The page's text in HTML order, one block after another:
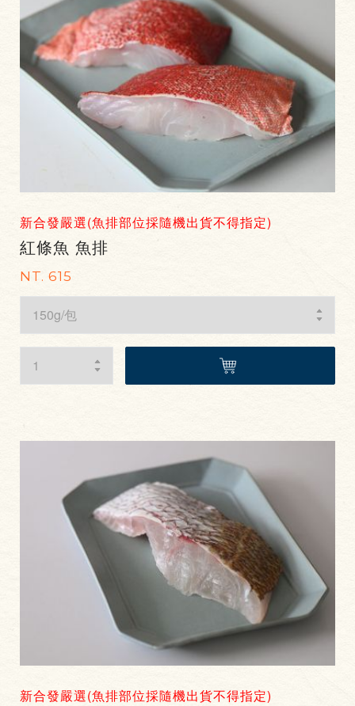
新合發嚴選(魚排部位採隨機出貨不得指定)
紅條魚 魚排
NT. 615
新合發嚴選(魚排部位採隨機出貨不得指定)